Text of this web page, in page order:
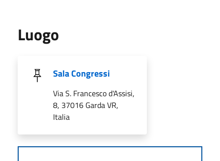
Luogo
Sala Congressi
Via S. Francesco d'Assisi,
8, 37016 Garda VR,
Italia